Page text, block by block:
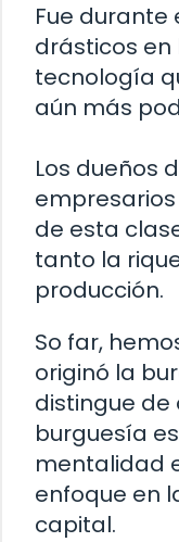
Fue
drásticos en
tecnología
aún más
Los dueños
de esta
tanto la
producción.
So far,
originó la
distingue de
burguesía
mentalidad
enfoque en
capital.